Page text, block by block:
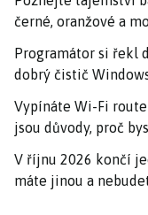
černé, oranžové a
Programátor si řekl
dobrý čistič
Vypínáte Wi-Fi
jsou důvody, proč
V říjnu 2026 končí
máte jinou a